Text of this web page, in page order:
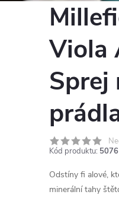
Viola
Sprej
Kód produktu: 5076
Odstíny fi alové,
minerální tahy